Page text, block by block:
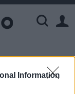
Information